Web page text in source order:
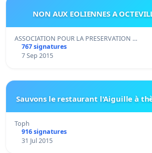
NON AUX EOLIENNES A
ASSOCIATION POUR LA PRESERVATION …
767 signatures
7 Sep 2015
Sauvons le restaurant l'Aiguille à
Toph
916 signatures
31 Jul 2015